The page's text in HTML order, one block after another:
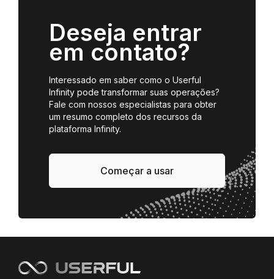
Deseja entrar
em contato?
Interessado em saber como o Userful
Infinity pode transformar suas operações?
Fale com nossos especialistas para obter
um resumo completo dos recursos da
plataforma Infinity.
Começar a usar